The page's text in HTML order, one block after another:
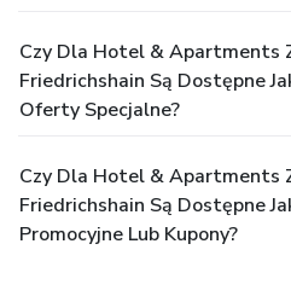
Czy Dla Hotel & Apartments
Friedrichshain Są Dostępne
Oferty Specjalne?
Czy Dla Hotel & Apartments
Friedrichshain Są Dostępne
Promocyjne Lub Kupony?